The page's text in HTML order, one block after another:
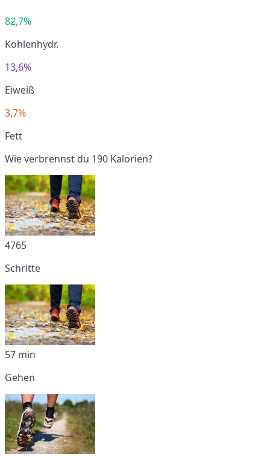
82,7%
Kohlenhydr.
13,6%
Eiweiß
3,7%
Fett
Wie verbrennst du 190 Kalorien?
4765
Schritte
57 min
Gehen